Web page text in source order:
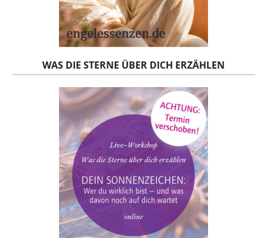
WAS DIE STERNE ÜBER DICH ERZÄHLEN